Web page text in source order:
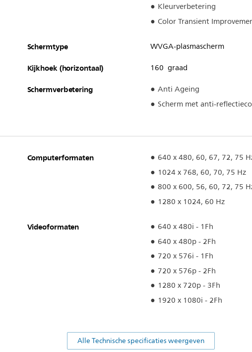
Kleurverbetering
Color Transient
Schermtype WVGA-plasmascherm
Kijkhoek (horizontaal) 160 graad
Schermverbetering
Anti Ageing
Scherm met anti-
Computerformaten
640 x 480, 60, 67, 72, 75
1024 x 768, 60, 70, 75 Hz
800 x 600, 56, 60, 72, 75
1280 x 1024, 60 Hz
Videoformaten
640 x 480i - 1Fh
640 x 480p - 2Fh
720 x 576i - 1Fh
720 x 576p - 2Fh
1280 x 720p - 3Fh
1920 x 1080i - 2Fh
Alle Technische specificaties weergeven